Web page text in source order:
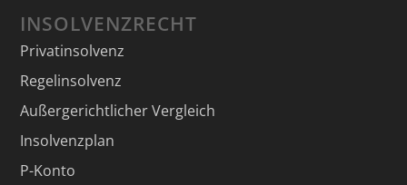
INSOLVENZRECHT
Privatinsolvenz
Regelinsolvenz
Außergerichtlicher Vergleich
Insolvenzplan
P-Konto